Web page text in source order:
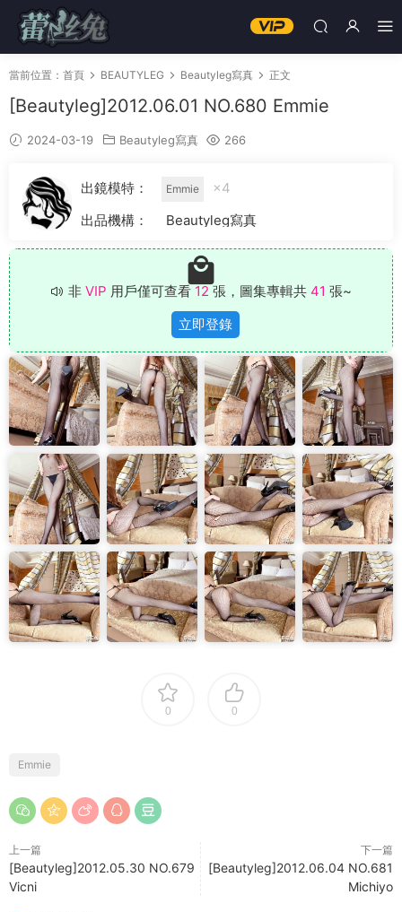
當前位置： 首頁 BEAUTYLEG Beautyleg寫真 正文
[Beautyleg]2012.06.01 NO.680 Emmie
2024-03-19 Beautyleg寫真 266
出鏡模特： Emmie
×4
出品機構：
Beautyleg寫真
非 VIP 用戶僅可查看 12 張，圖集專輯共 41 張~
立即登錄
0 0
Emmie
上一篇
[Beautyleg]2012.05.30 NO.679
Vicni
下一篇
[Beautyleg]2012.06.04 NO.681
Michiyo